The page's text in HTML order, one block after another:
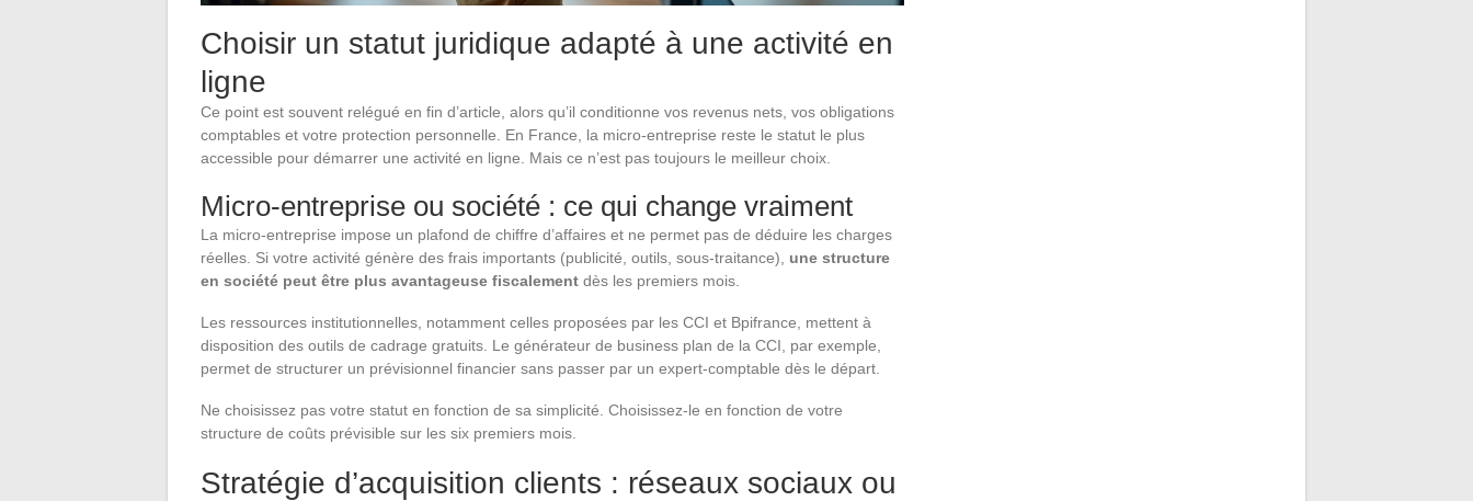
Choisir un statut juridique adapté à une activité en
ligne
Ce point est souvent relégué en fin d’article, alors qu’il conditionne vos revenus nets, vos obligations
comptables et votre protection personnelle. En France, la micro-entreprise reste le statut le plus
accessible pour démarrer une activité en ligne. Mais ce n’est pas toujours le meilleur choix.
Micro-entreprise ou société : ce qui change vraiment
La micro-entreprise impose un plafond de chiffre d’affaires et ne permet pas de déduire les charges
réelles. Si votre activité génère des frais importants (publicité, outils, sous-traitance), une structure
en société peut être plus avantageuse fiscalement dès les premiers mois.
Les ressources institutionnelles, notamment celles proposées par les CCI et Bpifrance, mettent à
disposition des outils de cadrage gratuits. Le générateur de business plan de la CCI, par exemple,
permet de structurer un prévisionnel financier sans passer par un expert-comptable dès le départ.
Ne choisissez pas votre statut en fonction de sa simplicité. Choisissez-le en fonction de votre
structure de coûts prévisible sur les six premiers mois.
Stratégie d’acquisition clients : réseaux sociaux ou